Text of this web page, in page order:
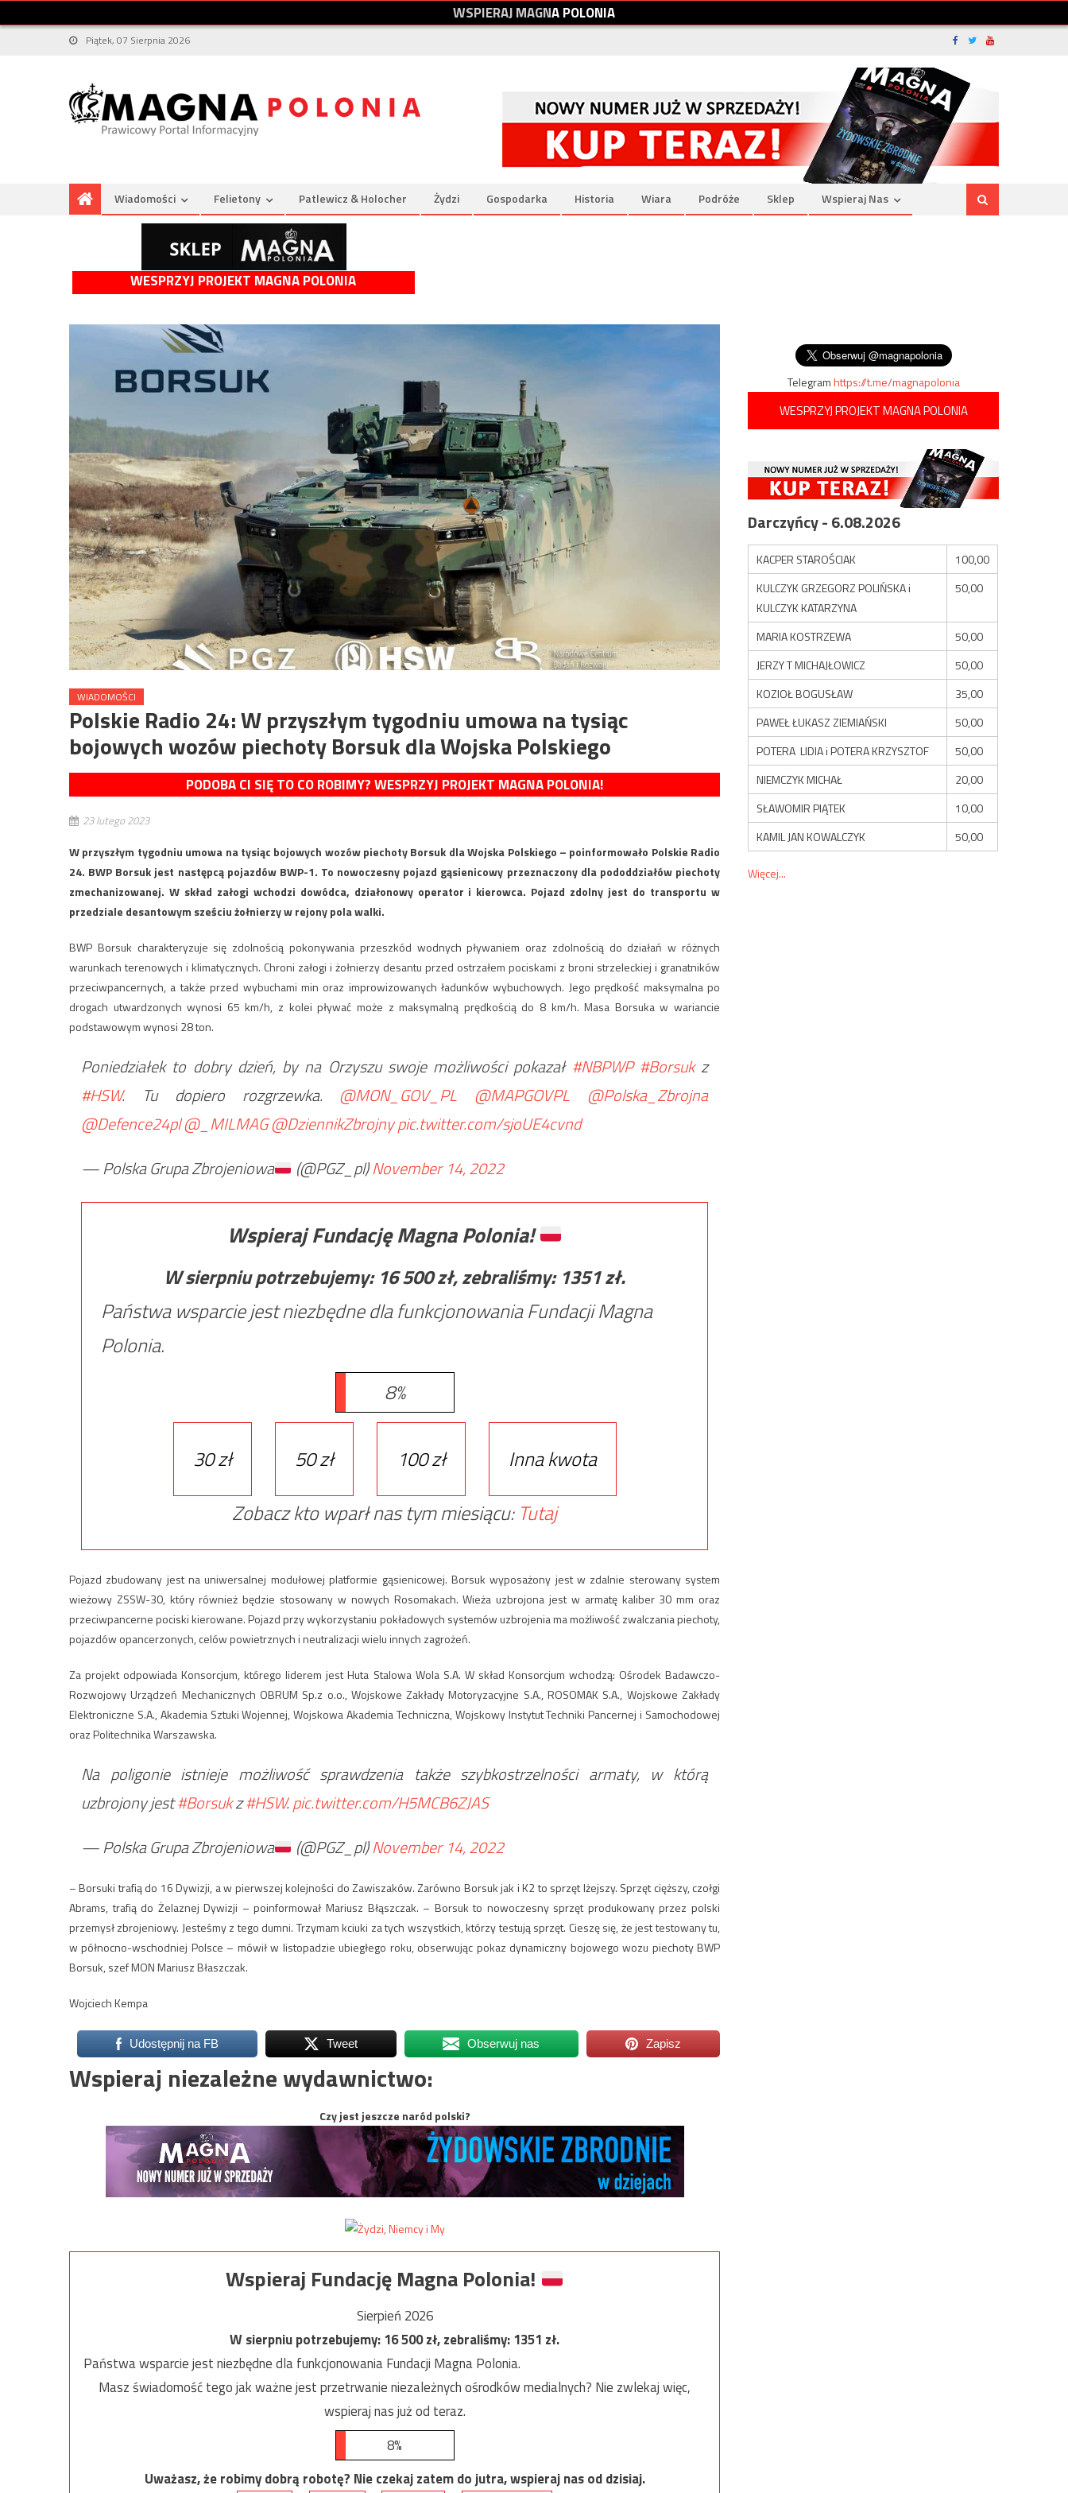
WSPIERAJMAGNAPOLONIA
Piątek, 07 Sierpnia 2026
Wiadomości Felietony Patlewicz & Holocher Żydzi Gospodarka Historia Wiara Podróże Sklep Wspieraj Nas
WESPRZYJ PROJEKT MAGNA POLONIA
WIADOMOŚCI
Polskie Radio 24: W przyszłym tygodniu umowa na tysiąc
bojowych wozów piechoty Borsuk dla Wojska Polskiego
PODOBA CI SIĘ TO CO ROBIMY? WESPRZYJ PROJEKT MAGNA POLONIA!
23 lutego 2023
W przyszłym tygodniu umowa na tysiąc bojowych wozów piechoty Borsuk dla Wojska Polskiego – poinformowało Polskie Radio
24. BWP Borsuk jest następcą pojazdów BWP-1. To nowoczesny pojazd gąsienicowy przeznaczony dla pododdziałów piechoty
zmechanizowanej. W skład załogi wchodzi dowódca, działonowy operator i kierowca. Pojazd zdolny jest do transportu w
przedziale desantowym sześciu żołnierzy w rejony pola walki.
BWP Borsuk charakteryzuje się zdolnością pokonywania przeszkód wodnych pływaniem oraz zdolnością do działań w różnych
warunkach terenowych i klimatycznych. Chroni załogi i żołnierzy desantu przed ostrzałem pociskami z broni strzeleckiej i granatników
przeciwpancernych, a także przed wybuchami min oraz improwizowanych ładunków wybuchowych. Jego prędkość maksymalna po
drogach utwardzonych wynosi 65 km/h, z kolei pływać może z maksymalną prędkością do 8 km/h. Masa Borsuka w wariancie
podstawowym wynosi 28 ton.
Poniedziałek to dobry dzień, by na Orzyszu swoje możliwości pokazał #NBPWP #Borsukz
#HSW. Tu dopiero rozgrzewka. @MON_GOV_PL @MAPGOVPL
@Polska_Zbrojna
@Defence24pl@_MILMAG@DziennikZbrojnypic.twitter.com/sjoUE4cvnd
— Polska Grupa Zbrojeniowa
(@PGZ_pl)November 14, 2022
Wspieraj Fundację Magna Polonia!
W sierpniu potrzebujemy: 16 500zł, zebraliśmy: 1351zł.
Państwa wsparcie jest niezbędne dla funkcjonowania Fundacji Magna
Polonia.
8%
30 zł 50 zł 100 zł
Inna kwota
Zobacz kto wparł nas tym miesiącu: Tutaj
Pojazd zbudowany jest na uniwersalnej modułowej platformie gąsienicowej. Borsuk wyposażony jest w zdalnie sterowany system
wieżowy ZSSW-30, który również będzie stosowany w nowych Rosomakach. Wieża uzbrojona jest w armatę kaliber 30 mm oraz
przeciwpancerne pociski kierowane. Pojazd przy wykorzystaniu pokładowych systemów uzbrojenia ma możliwość zwalczania piechoty,
pojazdów opancerzonych, celów powietrznych i neutralizacji wielu innych zagrożeń.
Za projekt odpowiada Konsorcjum, którego liderem jest Huta Stalowa Wola S.A. W skład Konsorcjum wchodzą: Ośrodek Badawczo-
Rozwojowy Urządzeń Mechanicznych OBRUM Sp.z o.o., Wojskowe Zakłady Motoryzacyjne S.A., ROSOMAK S.A., Wojskowe Zakłady
Elektroniczne S.A., Akademia Sztuki Wojennej, Wojskowa Akademia Techniczna, Wojskowy Instytut Techniki Pancernej i Samochodowej
oraz Politechnika Warszawska.
Na poligonie istnieje możliwość sprawdzenia także szybkostrzelności armaty, w którą
uzbrojony jest#Borsukz#HSW.pic.twitter.com/H5MCB6ZJAS
— Polska Grupa Zbrojeniowa
(@PGZ_pl)November 14, 2022
– Borsuki trafią do 16 Dywizji, a w pierwszej kolejności do Zawiszaków. Zarówno Borsuk jak i K2 to sprzęt lżejszy. Sprzęt cięższy, czołgi
Abrams, trafią do Żelaznej Dywizji – poinformował Mariusz Błąszczak. – Borsuk to nowoczesny sprzęt produkowany przez polski
przemysł zbrojeniowy. Jesteśmy z tego dumni. Trzymam kciuki za tych wszystkich, którzy testują sprzęt. Cieszę się, że jest testowany tu,
w północno-wschodniej Polsce – mówił w listopadzie ubiegłego roku, obserwując pokaz dynamiczny bojowego wozu piechoty BWP
Borsuk, szef MON Mariusz Błaszczak.
Wojciech Kempa
Udostępnij na FB Tweet Obserwuj nas Zapisz
Wspieraj niezależne wydawnictwo:
Czy jest jeszcze naród polski?
Wspieraj Fundację Magna Polonia!
Sierpień 2026
W sierpniu potrzebujemy:16 500zł, zebraliśmy:1351 zł.
Państwa wsparcie jest niezbędne dla funkcjonowania Fundacji Magna Polonia.
Masz świadomość tego jak ważne jest przetrwanie niezależnych ośrodków medialnych? Nie zwlekaj więc,
wspieraj nas już od teraz.
8%
Uważasz, że robimy dobrą robotę? Nie czekaj zatem do jutra, wspieraj nas od dzisiaj.
Telegramhttps://t.me/magnapolonia
WESPRZYJ PROJEKT MAGNA POLONIA
Darczyńcy - 6.08.2026
KACPER STAROŚCIAK
100,00
KULCZYK GRZEGORZ POLIŃSKA i
KULCZYK KATARZYNA
50,00
MARIA KOSTRZEWA
50,00
JERZY T MICHAJŁOWICZ
50,00
KOZIOŁ BOGUSŁAW
35,00
PAWEŁ ŁUKASZ ZIEMIAŃSKI
50,00
POTERA LIDIA i POTERA KRZYSZTOF
50,00
NIEMCZYK MICHAŁ
20,00
SŁAWOMIR PIĄTEK
10,00
KAMIL JAN KOWALCZYK
50,00
Więcej...